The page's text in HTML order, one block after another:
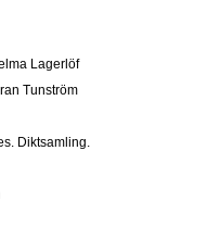
Lagerlöf
Tunström
Diktsamling.